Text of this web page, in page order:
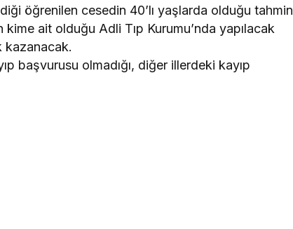
öğrenilen cesedin 40’lı yaşlarda olduğu tahmin
ait olduğu Adli Tıp Kurumu’nda yapılacak
kazanacak.
başvurusu olmadığı, diğer illerdeki kayıp